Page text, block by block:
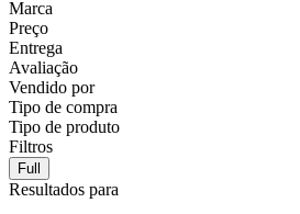
Marca
Preço
Entrega
Avaliação
Vendido por
Tipo de compra
Tipo de produto
Filtros
Full
Resultados para